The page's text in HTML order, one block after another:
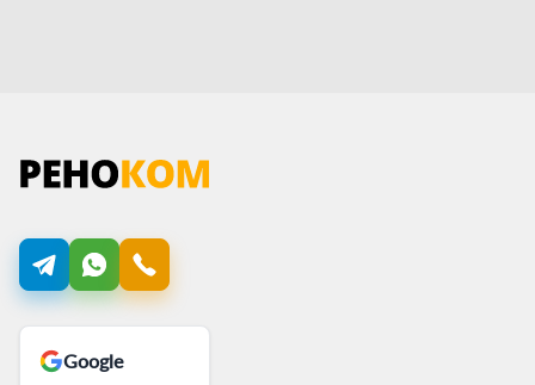
Google